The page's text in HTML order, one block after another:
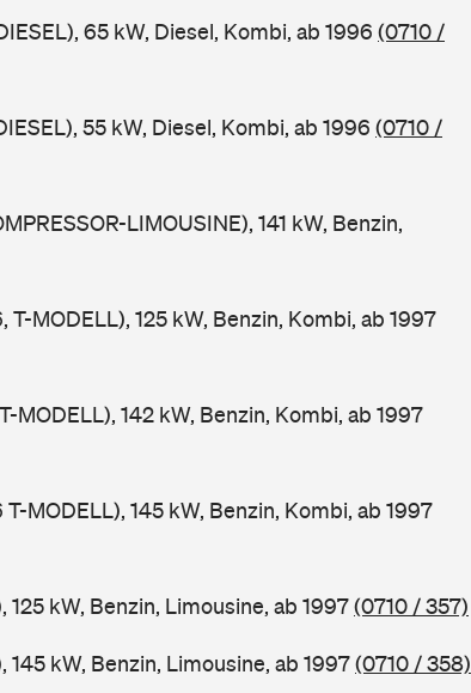
65 kW, Diesel, Kombi, ab 1996 (0710 /
55 kW, Diesel, Kombi, ab 1996 (0710 /
LIMOUSINE), 141 kW, Benzin,
MODELL), 125 kW, Benzin, Kombi, ab 1997
MODELL), 142 kW, Benzin, Kombi, ab 1997
MODELL), 145 kW, Benzin, Kombi, ab 1997
kW, Benzin, Limousine, ab 1997(0710 / 357)
kW, Benzin, Limousine, ab 1997(0710 / 358)